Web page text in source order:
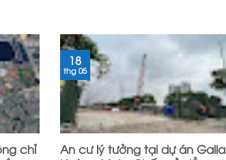
chỉ
An cư lý tưởng tại dự án Galia
18
thg 05